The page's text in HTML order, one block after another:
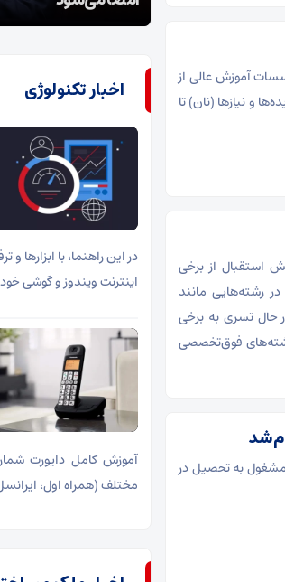
آموزش عالی از
و نیازها (نان) تا
استقبال از برخی
رشته‌هایی مانند
حال تسری به برخی
فوق‌تخصصی
شد
به تحصیل در
اخبار تکنولوژی
در این راهنما، با
اینترنت ویندوز و گوشی
آموزش کامل دایورت
مختلف (همراه اول،